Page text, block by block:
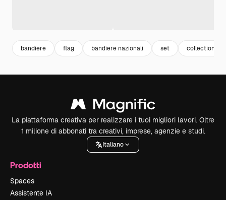
bandiere flag bandiere nazionali set collection
La piattaforma creativa per realizzare i tuoi migliori lavori. Oltre
1 milione di abbonati tra creativi, imprese, agenzie e studi.
Italiano
Prodotti
Spaces
Assistente IA